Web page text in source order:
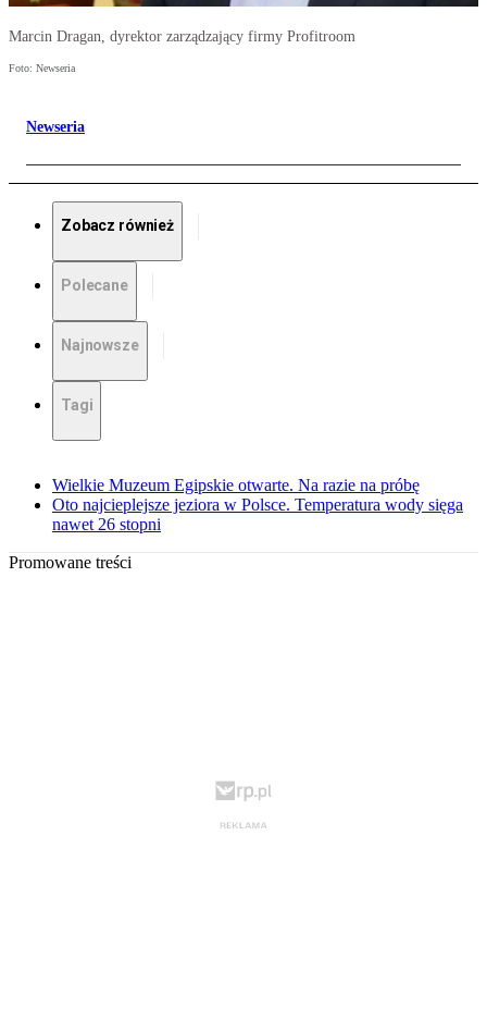
Marcin Dragan, dyrektor zarządzający firmy Profitroom
Foto: Newseria
Newseria
Zobacz również
Polecane
Najnowsze
Tagi
Wielkie Muzeum Egipskie otwarte. Na razie na próbę
Oto najcieplejsze jeziora w Polsce. Temperatura wody sięga
nawet 26 stopni
Promowane treści